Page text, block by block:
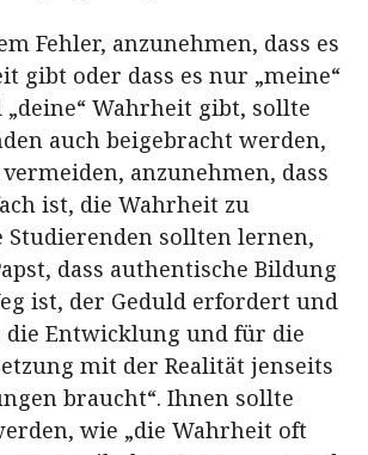
Fehler, anzunehmen, dass es
gibt oder dass es nur „meine“
Wahrheit gibt, sollte
auch beigebracht werden,
anzunehmen, dass
ist, die Wahrheit zu
Studierenden sollten lernen,
dass authentische Bildung
ist, der Geduld erfordert und
die Entwicklung und für die
mit der Realität jenseits
braucht“. Ihnen sollte
wie „die Wahrheit oft